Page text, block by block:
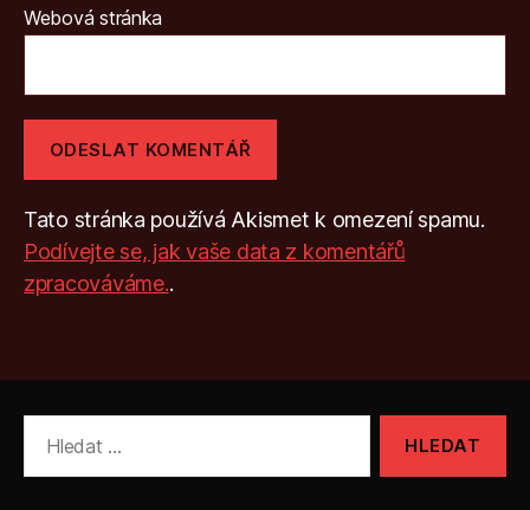
Webová stránka
Tato stránka používá Akismet k omezení spamu.
Podívejte se, jak vaše data z komentářů
zpracováváme..
vyhledávání: